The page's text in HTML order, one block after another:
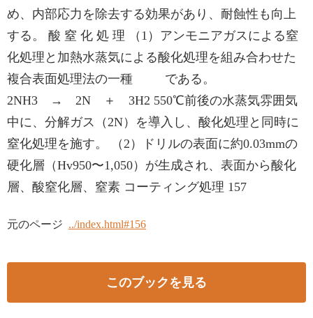
め、内部応力を除去する効果があり、耐蝕性も向上
する。 酸 窒 化 処 理 （1）アンモニアガスによる窒
化処理と加熱水蒸気による酸化処理を組み合わせた
複合表面処理法の一種 である。
2NH3 → 2N ＋ 3H2 550℃前後の水蒸気雰囲気
中に、分解ガス（2N）を導入し、酸化処理と同時に
窒化処理を施す。 （2）ドリルの表面に約0.03mmの
硬化層（Hv950〜1,050）が生成され、表面から酸化
層、酸窒化層、窒素 コーティング処理 157
元のページ ../index.html#156
このブックを見る